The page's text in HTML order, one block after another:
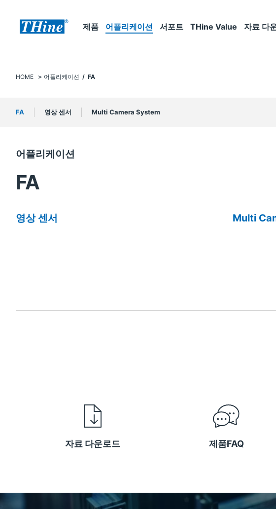
제품 어플리케이션 서포트 THine Value 자료 다
HOME 어플리케이션 / FA
FA 영상 센서 Multi Camera System
어플리케이션
FA
영상 센서 Multi
자료 다운로드 제품FAQ